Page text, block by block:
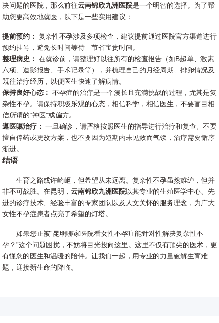
决问题的医院，那么前往云南锦欣九洲医院是一个明智的选择。为了帮
助您更高效地就医，以下是一些实用建议：
提前预约： 复杂性不孕涉及多项检查，建议提前通过医院官方渠道进行
预约挂号，避免长时间等待，节省宝贵时间。
整理病史： 在就诊前，请整理好以往所有的检查报告（如B超单、激素
六项、造影报告、手术记录等），并梳理自己的月经周期、排卵情况及
既往治疗经历，以便医生快速了解病情。
保持良好心态： 不孕症的治疗是一个漫长且充满挑战的过程，尤其是复
杂性不孕。请保持积极乐观的心态，相信科学，相信医生，不要盲目相
信所谓的“神医”或偏方。
遵医嘱治疗： 一旦确诊，请严格按照医生的指导进行治疗和复查。不要
擅自停药或更改方案，也不要因为短期内未见效而气馁，治疗需要循序
渐进。
结语
生育之路或许崎岖，但希望从未远离。复杂性不孕虽然难缠，但并
非不可战胜。在昆明， 云南锦欣九洲医院以其专业的生殖医学中心、先
进的诊疗技术、经验丰富的专家团队以及人文关怀的服务理念，为广大
女性不孕症患者点亮了希望的灯塔。
如果您正被“昆明哪家医院看女性不孕症能针对性解决复杂性不
孕？”这个问题困扰，不妨将目光投向这里。这里不仅有顶尖的医术，更
有懂您的医生和温暖的陪伴。让我们一起，用专业的力量破解生育难
题，迎接新生命的降临。